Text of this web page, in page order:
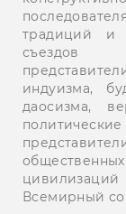
традиций и
съездов
индуизма,
даосизма,
Всемирный